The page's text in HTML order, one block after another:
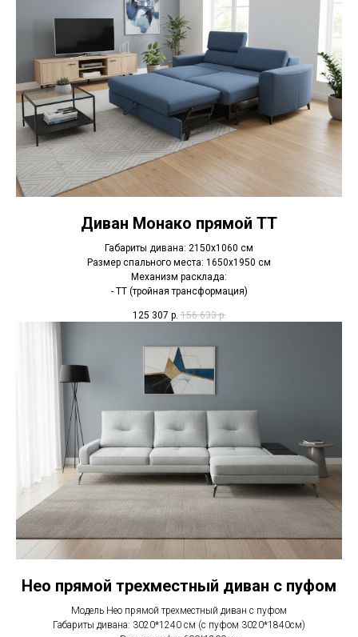
Диван Монако прямой ТТ
Габариты дивана: 2150х1060 см
Размер спального места: 1650х1950 см
Механизм расклада:
- ТТ (тройная трансформация)
125 307 р. 156 633 р.
Нео прямой трехместный диван с пуфом
Модель Нео прямой трехместный диван с пуфом
Габариты дивана: 3020*1240 см (с пуфом 3020*1840см)